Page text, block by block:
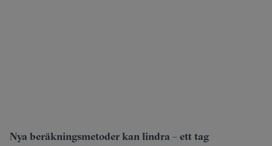
Nya beräkningsmetoder kan lindra – ett tag